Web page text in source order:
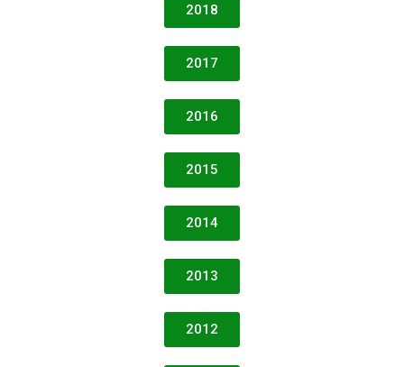
2018
2017
2016
2015
2014
2013
2012